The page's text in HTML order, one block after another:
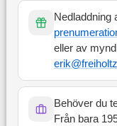
Nedladdning
eller av
Behöver du
Från bara